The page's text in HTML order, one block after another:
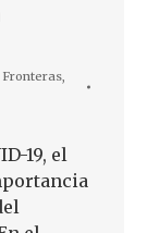
19, el